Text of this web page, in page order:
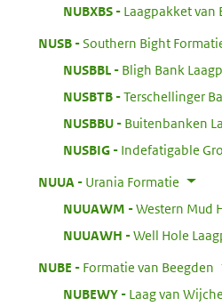
NUBXBS:
Laagpakket van
NUSB:
Southern Bight
NUSBBL
Bligh Bank
NUSBTB:
Terschellinger
NUSBBU:
Buitenbanken
NUSBIG:
Indefatigable
NUUA
Urania Formatie
NUUAWM
Western Mud
NUUAWH
Well Hole
NUBE
Formatie van Beegden
NUBEWY:
Laag van